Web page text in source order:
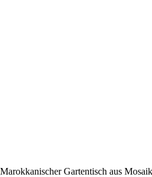
Marokkanischer Gartentisch aus